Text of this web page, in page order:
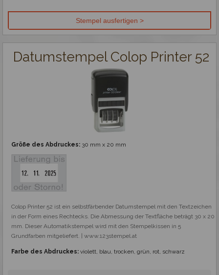
Datumstempel Colop Printer 52
Größe des Abdruckes: 30 mm x 20 mm
Colop Printer 52 ist ein selbstfärbender Datumstempel mit den Textzeichen
in der Form eines Rechtecks. Die Abmessung der Textfläche beträgt 30 x 20
mm. Dieser Automatikstempel wird mit den Stempelkissen in 5
Grundfarben mitgeliefert. | www.123stempel.at
Farbe des Abdruckes: violett, blau, trocken, grün, rot, schwarz